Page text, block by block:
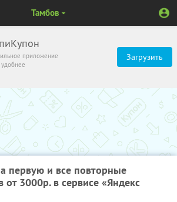
приложение
Загрузить
Тамбов
первую и все повторные
от 3000р. в сервисе «Яндекс